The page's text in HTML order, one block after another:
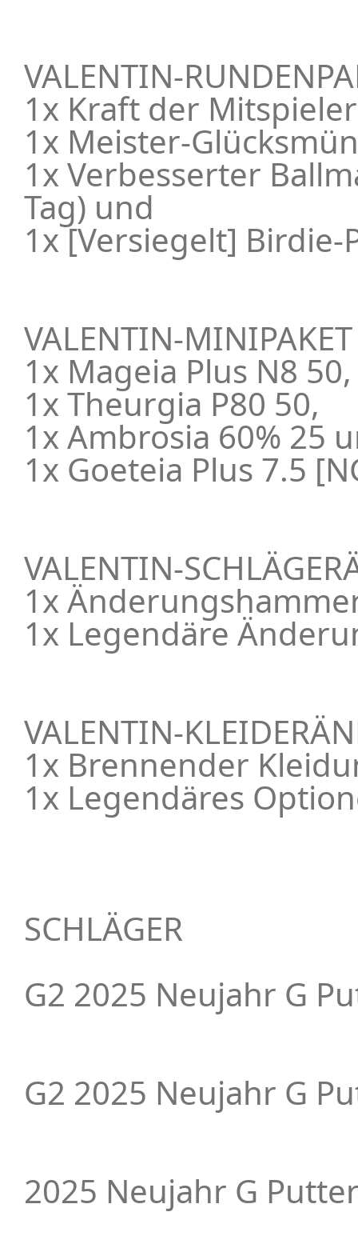
VALENTIN-
1x Kraft der
1x Meister-
1x Verbesserter
Tag) und
1x [Versiegelt]
VALENTIN-MINIPAKET
1x Mageia Plus N8 50,
1x Theurgia P80 50,
1x Ambrosia 60% 25
1x Goeteia Plus 7.5
VALENTIN-
1x
1x Legendäre
VALENTIN-
1x Brennender
1x Legendäres
SCHLÄGER
G2 2025 Neujahr G
G2 2025 Neujahr G
2025 Neujahr G